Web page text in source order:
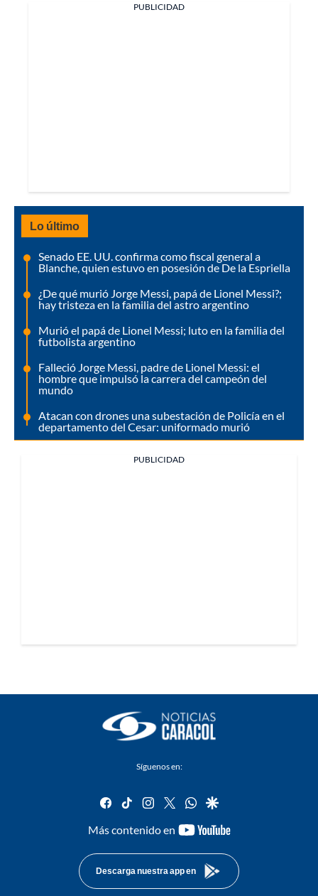
PUBLICIDAD
Lo último
Senado EE. UU. confirma como fiscal general a
Blanche, quien estuvo en posesión de De la Espriella
¿De qué murió Jorge Messi, papá de Lionel Messi?;
hay tristeza en la familia del astro argentino
Murió el papá de Lionel Messi; luto en la familia del
futbolista argentino
Falleció Jorge Messi, padre de Lionel Messi: el
hombre que impulsó la carrera del campeón del
mundo
Atacan con drones una subestación de Policía en el
departamento del Cesar: uniformado murió
PUBLICIDAD
Síguenos en:
facebook
tiktok instagram
twitterwhatsapp
google
Más contenido en
youtube-
Descarga nuestra app en